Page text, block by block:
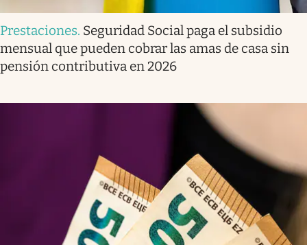
Prestaciones. Seguridad Social paga el subsidio
mensual que pueden cobrar las amas de casa sin
pensión contributiva en 2026